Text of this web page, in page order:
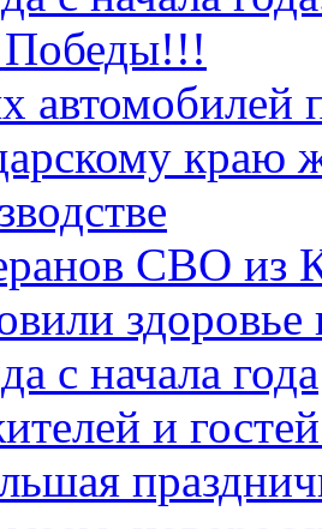
автомобилей
краю
СВО из
с начала года
и